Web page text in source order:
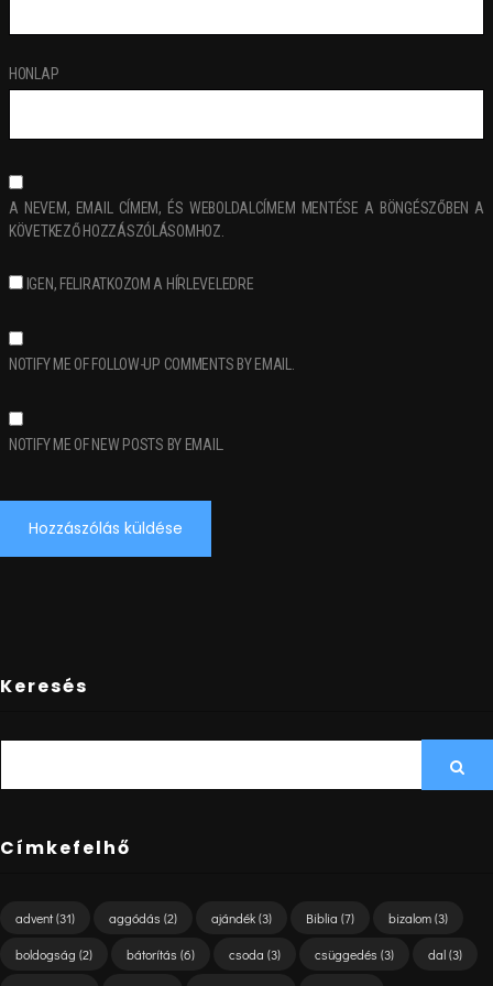
HONLAP
A NEVEM, EMAIL CÍMEM, ÉS WEBOLDALCÍMEM MENTÉSE A BÖNGÉSZŐBEN A
KÖVETKEZŐ HOZZÁSZÓLÁSOMHOZ.
IGEN, FELIRATKOZOM A HÍRLEVELEDRE
NOTIFY ME OF FOLLOW-UP COMMENTS BY EMAIL.
NOTIFY ME OF NEW POSTS BY EMAIL.
Keresés
Címkefelhő
advent(31) aggódás (2) ajándék(3) Biblia (7) bizalom(3)
boldogság (2) bátorítás (6) csoda (3) csüggedés (3) dal(3)